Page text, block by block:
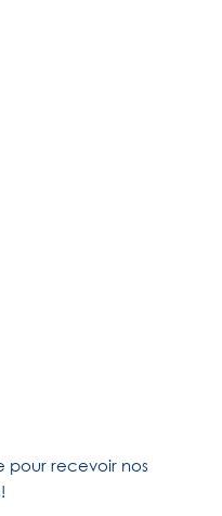
pour recevoir nos